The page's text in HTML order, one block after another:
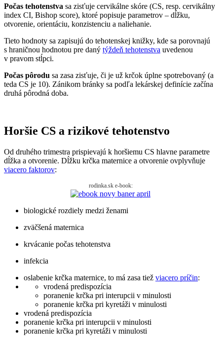
Počas tehotenstva sa zisťuje cervikálne skóre (CS, resp. cervikálny
index CI, Bishop score), ktoré popisuje parametrov – dĺžku,
otvorenie, orientáciu, konzistenciu a naliehanie.
Tieto hodnoty sa zapisujú do tehotenskej knižky, kde sa porovnajú
s hraničnou hodnotou pre daný týždeň tehotenstva uvedenou
v pravom stĺpci.
Počas pôrodu sa zasa zisťuje, či je už krčok úplne spotrebovaný (a
teda CS je 10). Zánikom bránky sa podľa lekárskej definície začína
druhá pôrodná doba.
Horšie CS a rizikové tehotenstvo
Od druhého trimestra prispievajú k horšiemu CS hlavne parametre
dĺžka a otvorenie. Dĺžku krčka maternice a otvorenie ovplyvňuje
viacero faktorov:
rodinka.sk e-book:
biologické rozdiely medzi ženami
zväčšená maternica
krvácanie počas tehotenstva
infekcia
oslabenie krčka maternice, to má zasa tiež viacero príčin:
vrodená predispozícia
poranenie krčka pri interupcii v minulosti
poranenie krčka pri kyretáži v minulosti
vrodená predispozícia
poranenie krčka pri interupcii v minulosti
poranenie krčka pri kyretáži v minulosti